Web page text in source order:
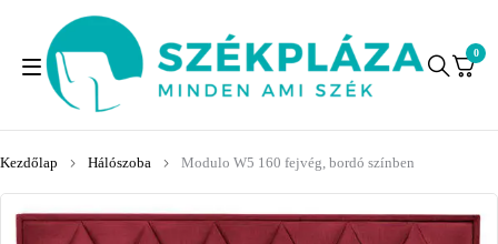
0
Kezdőlap Hálószoba Modulo W5 160 fejvég, bordó színben